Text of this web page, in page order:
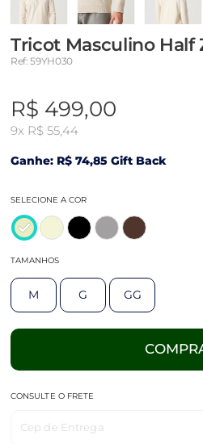
Tricot Masculino Half
Ref: 59YH030
R$ 499,00
9x R$ 55,44
Ganhe: R$ 74,85 Gift Back
SELECIONE A COR
TAMANHOS
M G GG
CONSULTE O FRETE
Cep de Entrega